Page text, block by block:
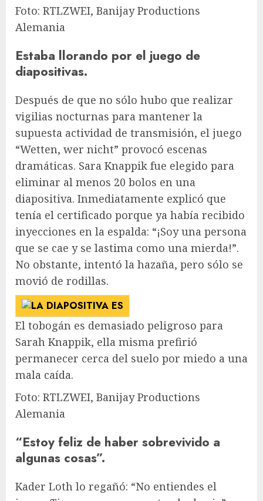
Foto: RTLZWEI, Banijay Productions
Alemania
Estaba llorando por el juego de
diapositivas.
Después de que no sólo hubo que realizar
vigilias nocturnas para mantener la
supuesta actividad de transmisión, el juego
“Wetten, wer nicht” provocó escenas
dramáticas. Sara Knappik fue elegido para
eliminar al menos 20 bolos en una
diapositiva. Inmediatamente explicó que
tenía el certificado porque ya había recibido
inyecciones en la espalda: “¡Soy una persona
que se cae y se lastima como una mierda!”.
No obstante, intentó la hazaña, pero sólo se
movió de rodillas.
El tobogán es demasiado peligroso para
Sarah Knappik, ella misma prefirió
permanecer cerca del suelo por miedo a una
mala caída.
Foto: RTLZWEI, Banijay Productions
Alemania
“Estoy feliz de haber sobrevivido a
algunas cosas”.
Kader Loth lo regañó: “No entiendes el